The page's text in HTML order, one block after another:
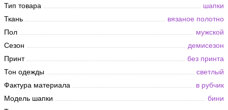
Тип товара
шапки
Ткань
вязаное полотно
Пол
мужской
Сезон
демисезон
Принт
без принта
Тон одежды
светлый
Фактура материала
в рубчик
Модель шапки
бини